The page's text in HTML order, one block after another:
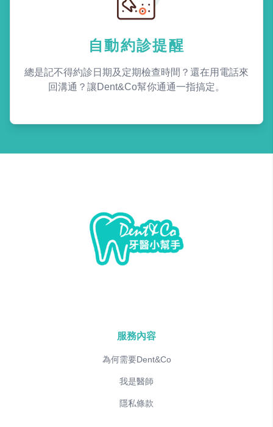
自動約診提醒
總是記不得約診日期及定期檢查時間？還在用電話來
回溝通？讓Dent&Co幫你通通一指搞定。
服務內容
為何需要Dent&Co
我是醫師
隱私條款